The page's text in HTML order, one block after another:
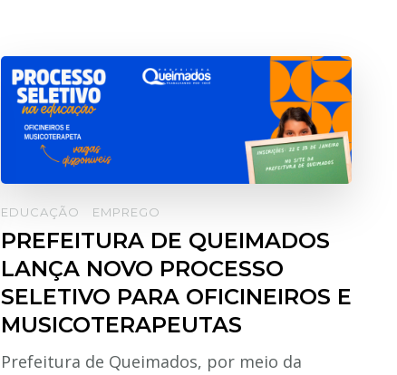
EDUCAÇÃO EMPREGO
PREFEITURA DE QUEIMADOS
LANÇA NOVO PROCESSO
SELETIVO PARA OFICINEIROS E
MUSICOTERAPEUTAS
Prefeitura de Queimados, por meio da